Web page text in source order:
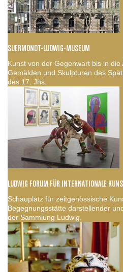
SUERMONDT-LUDWIG-MUSEUM
Kunst von der Gegenwart bis in
Gemälden und Skulpturen des
des 17. Jhs.
LUDWIG FORUM FÜR INTERNATIONALE
Schauplatz für zeitgenössische
Begegnungsstätte darstellender
der Sammlung Ludwig.